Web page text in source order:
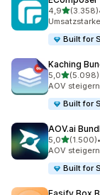
4,9von 5(3.358)
3358
Built for
Kaching
5,0von 5(5.098)
5098
AOV
Built for
AOV.ai
5,0von 5(1.500)
1500 •
AOV
Built for